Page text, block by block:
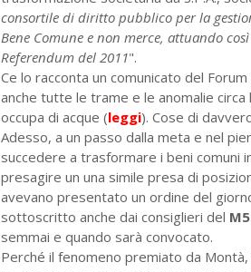
consortile di diritto pubblico per la
Bene Comune e non merce, attuando
Referendum del 2011".
Ce lo racconta un comunicato del
anche tutte le trame e le anomalie circa
occupa di acque (leggi). Cose di
Adesso, a un passo dalla meta e nel
succedere a trasformare i beni comuni
presagire un una simile presa di
avevano presentato un ordine del
sottoscritto anche dai consiglieri del
semmai e quando sarà convocato.
Perché il fenomeno premiato da